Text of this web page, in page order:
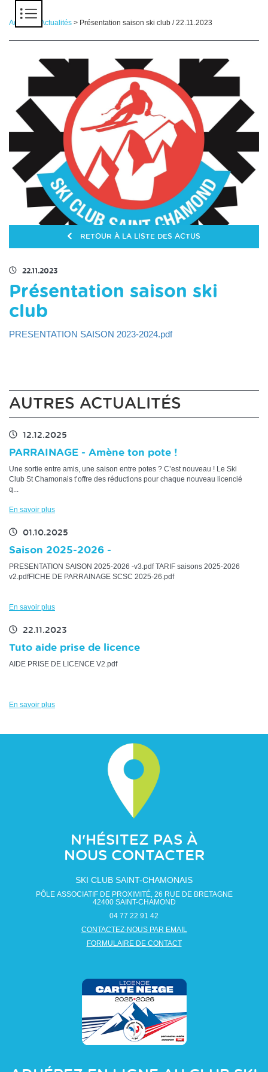
Accueil Actualités > Présentation saison ski club / 22.11.2023
RETOUR À LA LISTE DES ACTUS
22.11.2023
Présentation saison ski
club
PRESENTATION SAISON 2023-2024.pdf
AUTRES ACTUALITÉS
12.12.2025
PARRAINAGE - Amène ton pote !
Une sortie entre amis, une saison entre potes ? C’est nouveau ! Le Ski
Club St Chamonais t’offre des réductions pour chaque nouveau licencié
q...
En savoir plus
01.10.2025
Saison 2025-2026 -
PRESENTATION SAISON 2025-2026 -v3.pdf TARIF saisons 2025-2026
v2.pdfFICHE DE PARRAINAGE SCSC 2025-26.pdf
En savoir plus
22.11.2023
Tuto aide prise de licence
AIDE PRISE DE LICENCE V2.pdf
En savoir plus
N'HÉSITEZ PAS À
NOUS CONTACTER
SKI CLUB SAINT-CHAMONAIS
PÔLE ASSOCIATIF DE PROXIMITÉ, 26 RUE DE BRETAGNE
42400 SAINT-CHAMOND
04 77 22 91 42
CONTACTEZ-NOUS PAR EMAIL
FORMULAIRE DE CONTACT